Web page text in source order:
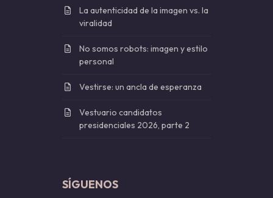
La autenticidad de la imagen vs. la
viralidad
No somos robots: imagen y estilo
personal
Vestirse: un ancla de esperanza
Vestuario candidatos
presidenciales 2026, parte 2
SÍGUENOS